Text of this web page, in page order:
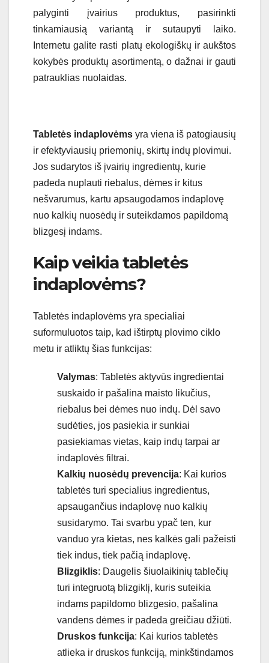
palyginti įvairius produktus, pasirinkti
tinkamiausią variantą ir sutaupyti laiko.
Internetu galite rasti platų ekologiškų ir aukštos
kokybės produktų asortimentą, o dažnai ir gauti
patrauklias nuolaidas.
Tabletės indaplovėms yra viena iš patogiausių
ir efektyviausių priemonių, skirtų indų plovimui.
Jos sudarytos iš įvairių ingredientų, kurie
padeda nuplauti riebalus, dėmes ir kitus
nešvarumus, kartu apsaugodamos indaplovę
nuo kalkių nuosėdų ir suteikdamos papildomą
blizgesį indams.
Kaip veikia tabletės
indaplovėms?
Tabletės indaplovėms yra specialiai
suformuluotos taip, kad ištirptų plovimo ciklo
metu ir atliktų šias funkcijas:
Valymas: Tabletės aktyvūs ingredientai
suskaido ir pašalina maisto likučius,
riebalus bei dėmes nuo indų. Dėl savo
sudėties, jos pasiekia ir sunkiai
pasiekiamas vietas, kaip indų tarpai ar
indaplovės filtrai.
Kalkių nuosėdų prevencija: Kai kurios
tabletės turi specialius ingredientus,
apsaugančius indaplovę nuo kalkių
susidarymo. Tai svarbu ypač ten, kur
vanduo yra kietas, nes kalkės gali pažeisti
tiek indus, tiek pačią indaplovę.
Blizgiklis: Daugelis šiuolaikinių tablečių
turi integruotą blizgiklį, kuris suteikia
indams papildomo blizgesio, pašalina
vandens dėmes ir padeda greičiau džiūti.
Druskos funkcija: Kai kurios tabletės
atlieka ir druskos funkciją, minkštindamos